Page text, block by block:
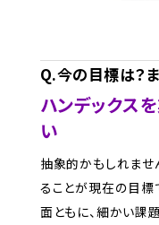
Q.今の目標は？ま
ハンデックス
い
抽象的かもしれませ
ることが現在の目標
面ともに、細かい課